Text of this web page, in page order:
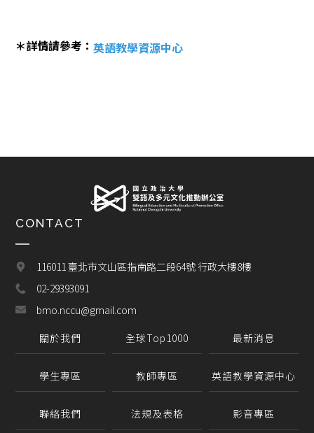
＊詳情請參考：英語教學資源中心
CONTACT
116011 臺北市文山區指南路二段64號 行政大樓8樓
02-29393091
bmo.nccu@gmail.com
關於我們 全球Top1000 最新消息
學生專區 教師專區 英語教學資源中心
聯絡我們 法規及表格 影音專區